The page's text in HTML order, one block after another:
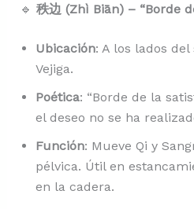
🔹 秩边 (Zhì Biān) – “Borde
Ubicación: A los lados
Vejiga.
Poética: “Borde de la
el deseo no se ha
Función: Mueve Qi y
pélvica. Útil en
en la cadera.